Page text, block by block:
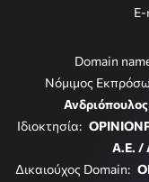
Domain
Νόμιμος
Ιδιοκτησία:
Α.Ε. /
Δικαιούχος Domain: